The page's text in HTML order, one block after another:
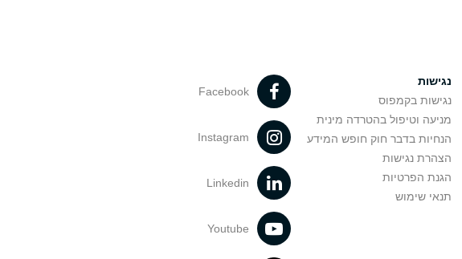
נגישות
נגישות בקמפוס
מניעה וטיפול בהטרדה מינית
הנחיות בדבר חוק חופש המידע
הצהרת נגישות
הגנת הפרטיות
תנאי שימוש
Facebook
Instagram
Linkedin
Youtube